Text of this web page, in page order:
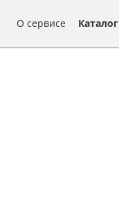
О сервисе Каталог